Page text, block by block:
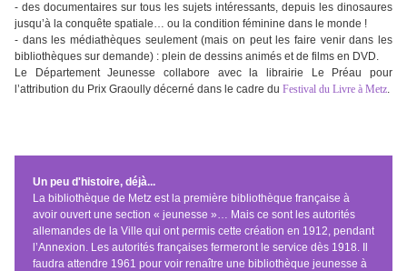
- des documentaires sur tous les sujets intéressants, depuis les dinosaures
jusqu’à la conquête spatiale… ou la condition féminine dans le monde !
- dans les médiathèques seulement (mais on peut les faire venir dans les
bibliothèques sur demande) : plein de dessins animés et de films en DVD.
Le Département Jeunesse collabore avec la librairie Le Préau pour
l’attribution du Prix Graoully décerné dans le cadre du Festival du Livre à Metz.
Un peu d'histoire, déjà...
La bibliothèque de Metz est la première bibliothèque française à
avoir ouvert une section « jeunesse »… Mais ce sont les autorités
allemandes de la Ville qui ont permis cette création en 1912, pendant
l’Annexion. Les autorités françaises fermeront le service dès 1918. Il
faudra attendre 1961 pour voir renaître une bibliothèque jeunesse à